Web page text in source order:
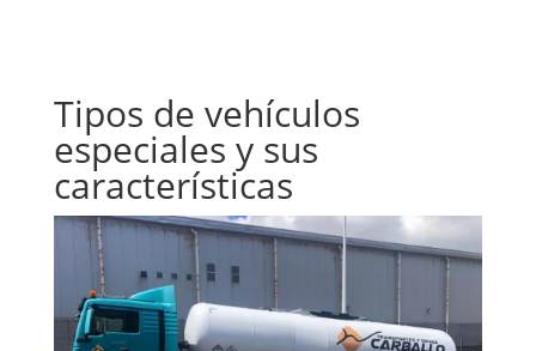
Tipos de vehículos
especiales y sus
características